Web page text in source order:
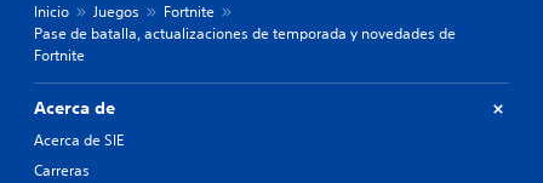
Inicio Juegos
Fortnite
Pase de batalla, actualizaciones de temporada y novedades de
Fortnite
Acerca de
Acerca de SIE
Carreras